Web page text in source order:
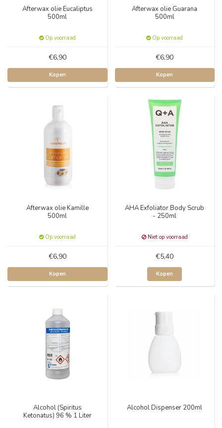
Afterwax olie Eucaliptus
500ml
Op voorraad
€6,90
Kopen
Afterwax olie Guarana
500ml
Op voorraad
€6,90
Kopen
Afterwax olie Kamille
500ml
Op voorraad
€6,90
Kopen
AHA Exfoliator Body Scrub
- 250ml
Niet op voorraad
€5,40
Kopen
Alcohol (Spiritus
Ketonatus) 96 % 1 Liter
Alcohol Dispenser 200ml